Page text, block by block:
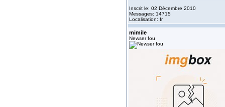
Inscrit le: 02 Décembre 2010
Messages: 14715
Localisation: fr
mimile
Newser fou